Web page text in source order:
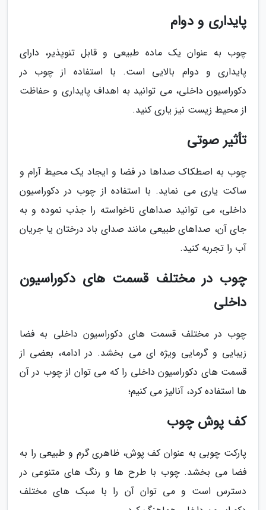
پایداری و دوام
چوب به عنوان یک ماده طبیعی و قابل تنوپذیر، دارای
پایداری و دوام بالایی است. با استفاده از چوب در
دکوراسیون داخلی، می توانید به اهداف پایداری و حفاظت
از محیط زیست نیز یاری کنید.
تأثیر صوتی
چوب به اصطکاک صداها در فضا و ایجاد یک محیط آرام و
ساکت یاری می نماید. با استفاده از چوب در دکوراسیون
داخلی، می توانید صداهای ناخواسته را جذب نموده و به
جای آن، صداهای طبیعی مانند صدای باد درختان یا جریان
آب را تجربه کنید.
چوب در مختلف قسمت های دکوراسیون
داخلی
چوب در مختلف قسمت های دکوراسیون داخلی به فضا
زیبایی و گرمایی ویژه ای می بخشد. در ادامه، بعضی از
قسمت های دکوراسیون داخلی را که می توان از چوب در آن
ها استفاده کرد، آنالیز می کنیم؛
کف پوش چوب
پارکت چوبی به عنوان کف پوش، ظاهری گرم و طبیعی را به
فضا می بخشد. چوب با طرح ها و رنگ های متنوعی در
دسترس است و می توان آن را با سبک های مختلف